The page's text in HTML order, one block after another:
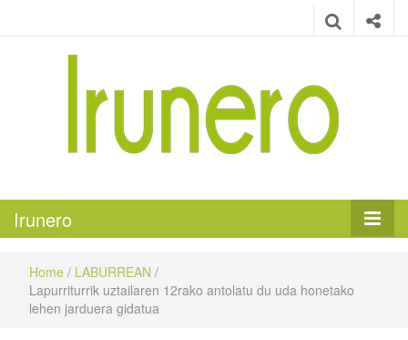
Irunero
Home / LABURREAN /
Lapurriturrik uztailaren 12rako antolatu du uda honetako
lehen jarduera gidatua